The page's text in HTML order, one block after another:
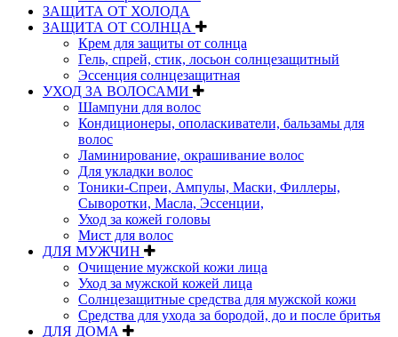
ЗАЩИТА ОТ ХОЛОДА
ЗАЩИТА ОТ СОЛНЦА
Крем для защиты от солнца
Гель, спрей, стик, лосьон солнцезащитный
Эссенция солнцезащитная
УХОД ЗА ВОЛОСАМИ
Шампуни для волос
Кондиционеры, ополаскиватели, бальзамы для
волос
Ламинирование, окрашивание волос
Для укладки волос
Тоники-Спреи, Ампулы, Маски, Филлеры,
Сыворотки, Масла, Эссенции,
Уход за кожей головы
Мист для волос
ДЛЯ МУЖЧИН
Очищение мужской кожи лица
Уход за мужской кожей лица
Солнцезащитные средства для мужской кожи
Средства для ухода за бородой, до и после бритья
ДЛЯ ДОМА